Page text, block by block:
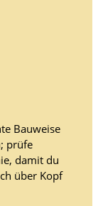
Bauweise
prüfe
damit du
über Kopf